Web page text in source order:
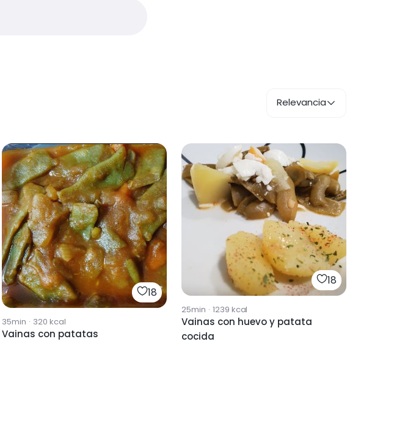
Relevancia
18
35min · 320 kcal
Vainas con patatas
18
25min · 1239 kcal
Vainas con huevo y patata
cocida